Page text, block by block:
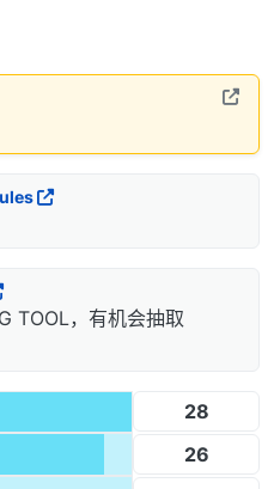
TOOL，有机会抽取
28
26